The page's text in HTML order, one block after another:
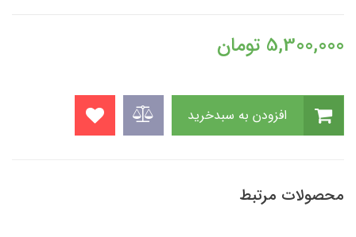
5,300,000 تومان
محصولات مرتبط